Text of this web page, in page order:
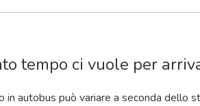
tempo ci vuole per
in autobus può variare a seconda dello